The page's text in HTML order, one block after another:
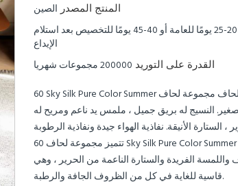
المنتج المصدرالصين
20-25 يومًا للعامة أو 40-45 يومًا للتخصيص بعد استلام
الإيداع
القدرة على التوريد 200000 مجموعات شهريا
60 Sky Silk Pure Color Summer لحاف مجموعة لحاف Tencel يتميز بثبات أبعاد الغسيل
النسيج له بريق جميل ، ملمس يد ناعم ومريح له
تتميز مجموعة لحاف 60 Sky Silk Pure Color Summer براحة من القطن وقوة البوليستر
الفريدة والستارة الناعمة من الحرير ، وهي
قاسية للغاية في كل من الظروف الجافة والرطبة.